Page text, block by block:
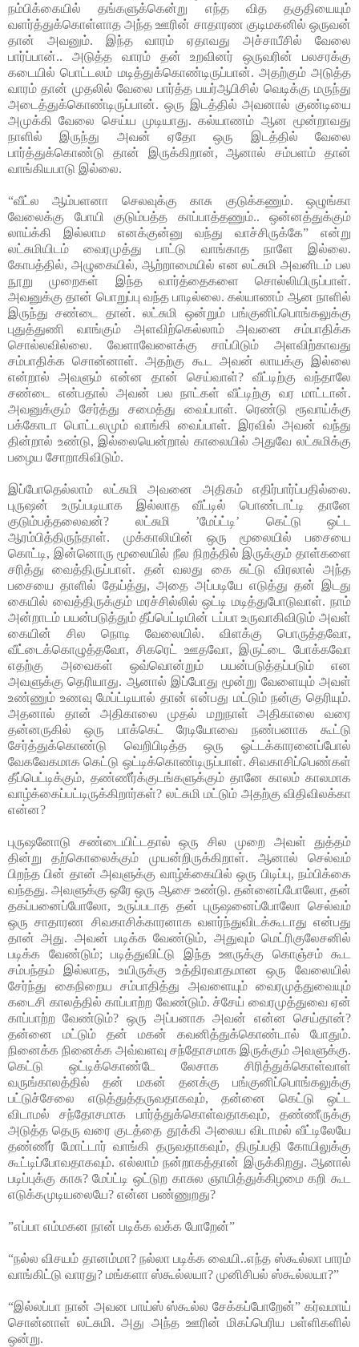
நம்பிக்கையில் தங்களுக்கென்று எந்த வித தகுதியையும்
வளர்த்துக்கொள்ளாத அந்த ஊரின் சாதாரண குடிமகனில் ஒருவன்
தான் அவனும். இந்த வாரம் ஏதாவது அச்சாபீசில் வேலை
பார்ப்பான்.. அடுத்த வாரம் தன் உறவினர் ஒருவரின் பலசரக்கு
கடையில் பொட்டலம் மடித்துக்கொண்டிருப்பான். அதற்கும் அடுத்த
வாரம் தான் முதலில் வேலை பார்த்த பயர்ஆபிசில் வெடிக்கு மருந்து
அடைத்துக்கொண்டிருப்பான். ஒரு இடத்தில் அவனால் குண்டியை
அமுக்கி வேலை செய்ய முடியாது. கல்யாணம் ஆன மூன்றாவது
நாளில் இருந்து அவன் ஏதோ ஒரு இடத்தில் வேலை
பார்த்துக்கொண்டு தான் இருக்கிறான், ஆனால் சம்பளம் தான்
வாங்கியபாடு இல்லை.
“வீட்ல ஆம்பளனா செலவுக்கு காசு குடுக்கணும். ஒழுங்கா
வேலைக்கு போயி குடும்பத்த காப்பாத்தணும்.. ஒன்னத்துக்கும்
லாய்க்கி இல்லாம எனக்குன்னு வந்து வாச்சிருக்கே” என்று
லட்சுமியிடம் வைரமுத்து பாட்டு வாங்காத நாளே இல்லை.
கோபத்தில், அழுகையில், ஆற்றாமையில் என லட்சுமி அவனிடம் பல
நூறு முறைகள் இந்த வார்த்தைகளை சொல்லியிருப்பாள்.
அவனுக்கு தான் பொறுப்பு வந்த பாடில்லை. கல்யாணம் ஆன நாளில்
இருந்து சண்டை தான். லட்சுமி ஒன்றும் பங்குனிப்பொங்கலுக்கு
புதுத்துணி வாங்கும் அளவிற்கெல்லாம் அவனை சம்பாதிக்க
சொல்லவில்லை. வேளாவேளைக்கு சாப்பிடும் அளவிற்காவது
சம்பாதிக்க சொன்னாள். அதற்கு கூட அவன் லாயக்கு இல்லை
என்றால் அவளும் என்ன தான் செய்வாள்? வீட்டிற்கு வந்தாலே
சண்டை என்பதால் அவன் பல நாட்கள் வீட்டிற்கு வர மாட்டான்.
அவனுக்கும் சேர்த்து சமைத்து வைப்பாள். ரெண்டு ரூவாய்க்கு
பக்கோடா பொட்டலமும் வாங்கி வைப்பாள். இரவில் அவன் வந்து
தின்றால் உண்டு, இல்லையென்றால் காலையில் அதுவே லட்சுமிக்கு
பழைய சோறாகிவிடும்.
இப்போதெல்லாம் லட்சுமி அவனை அதிகம் எதிர்பார்ப்பதில்லை.
புருஷன் உருப்படியாக இல்லாத வீட்டில் பொண்டாட்டி தானே
குடும்பத்தலைவன்? லட்சுமி ’மேப்ட்டி’ கெட்டு ஒட்ட
ஆரம்பித்திருந்தாள். முக்காலியின் ஒரு மூலையில் பசையை
கொட்டி, இன்னொரு மூலையில் நீல நிறத்தில் இருக்கும் தாள்களை
சரித்து வைத்திருப்பாள். தன் வலது கை சுட்டு விரலால் அந்த
பசையை தாளில் தேய்த்து, அதை அப்படியே எடுத்து தன் இடது
கையில் வைத்திருக்கும் மரச்சில்லில் ஒட்டி மடித்துபோடுவாள். நாம்
அன்றாடம் பயன்படுத்தும் தீப்பெட்டியின் டப்பா உருவாகிவிடும் அவள்
கையின் சில நொடி வேலையில். விளக்கு பொருத்தவோ,
வீட்டைக்கொழுத்தவோ, சிகரெட் ஊதவோ, இருட்டை போக்கவோ
எதற்கு அவைகள் ஒவ்வொன்றும் பயன்படுத்தப்படும் என
அவளுக்கு தெரியாது. ஆனால் இப்போது மூன்று வேளையும் அவள்
உண்ணும் உணவு மேப்ட்டியால் தான் என்பது மட்டும் நன்கு தெரியும்.
அதனால் தான் அதிகாலை முதல் மறுநாள் அதிகாலை வரை
தன்னருகில் ஒரு பாக்கெட் ரேடியோவை நண்பனாக கூட்டு
சேர்த்துக்கொண்டு வெறிபிடித்த ஒரு ஓட்டக்காரனைப்போல்
வேகவேகமாக கெட்டு ஒட்டிக்கொண்டிருப்பாள். சிவகாசிப்பெண்கள்
தீப்பெட்டிக்கும், தண்ணீர்க்குடங்களுக்கும் தானே காலம் காலமாக
வாழ்க்கைப்பட்டிருக்கிறார்கள்? லட்சுமி மட்டும் அதற்கு விதிவிலக்கா
என்ன?
புருஷனோடு சண்டையிட்டதால் ஒரு சில முறை அவள் துத்தம்
தின்று தற்கொலைக்கும் முயன்றிருக்கிறாள். ஆனால் செல்வம்
பிறந்த பின் தான் அவளுக்கு வாழ்க்கையில் ஒரு பிடிப்பு, நம்பிக்கை
வந்தது. அவளுக்கு ஒரே ஒரு ஆசை உண்டு. தன்னைப்போலோ, தன்
தகப்பனைப்போலோ, உருப்படாத தன் புருஷனைப்போலோ செல்வம்
ஒரு சாதாரண சிவகாசிக்காரனாக வளர்ந்துவிடக்கூடாது என்பது
தான் அது. அவன் படிக்க வேண்டும், அதுவும் மெட்ரிகுலேசனில்
படிக்க வேண்டும்; படித்துவிட்டு இந்த ஊருக்கு கொஞ்சம் கூட
சம்பந்தம் இல்லாத, உயிருக்கு உத்திரவாதமான ஒரு வேலையில்
சேர்ந்து கைநிறைய சம்பாதித்து அவளையும் வைரமுத்துவையும்
கடைசி காலத்தில் காப்பாற்ற வேண்டும். ச்சேய் வைரமுத்துவை ஏன்
காப்பாற்ற வேண்டும்? ஒரு அப்பனாக அவன் என்ன செய்தான்?
தன்னை மட்டும் தன் மகன் கவனித்துக்கொண்டால் போதும்.
நினைக்க நினைக்க அவ்வளவு சந்தோசமாக இருக்கும் அவளுக்கு.
கெட்டு ஒட்டிக்கொண்டே லேசாக சிரித்துக்கொள்வாள்
வருங்காலத்தில் தன் மகன் தனக்கு பங்குனிப்பொங்கலுக்கு
பட்டுச்சேலை எடுத்துத்தருவதாகவும், தன்னை கெட்டு ஒட்ட
விடாமல் சந்தோசமாக பார்த்துக்கொள்வதாகவும், தண்ணீருக்கு
அடுத்த தெரு வரை குடத்தை தூக்கி அலைய விடாமல் வீட்டிலேயே
தண்ணீர் மோட்டார் வாங்கி தருவதாகவும், திருப்பதி கோயிலுக்கு
கூட்டிப்போவதாகவும். எல்லாம் நன்றாகத்தான் இருக்கிறது. ஆனால்
படிப்புக்கு காசு? மேப்ட்டி ஒட்டுற காசுல ஞாயித்துக்கிழமை கறி கூட
எடுக்கமுடியலையே? என்ன பண்ணுறது?
”எப்பா எம்மகன நான் படிக்க வக்க போறேன்”
“நல்ல விசயம் தானம்மா? நல்லா படிக்க வையி..எந்த ஸ்கூல்லா பாரம்
வாங்கிட்டு வாரது? மங்களா ஸ்கூல்லயா? முனிசிபல் ஸ்கூல்லயா?”
“இல்லப்பா நான் அவன பாய்ஸ் ஸ்கூல்ல சேக்கப்போறேன்” கர்வமாய்
சொன்னாள் லட்சுமி. அது அந்த ஊரின் மிகப்பெரிய பள்ளிகளில்
ஒன்று.